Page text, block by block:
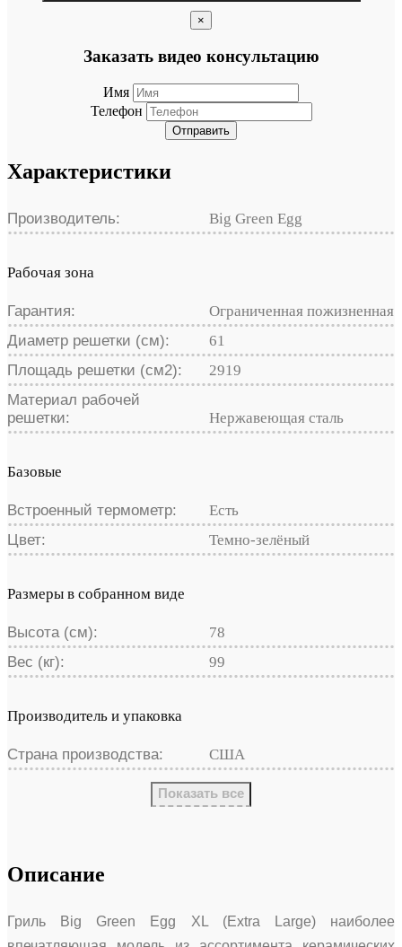
×
Заказать видео консультацию
Имя
Телефон
Отправить
Характеристики
Производитель: Big Green Egg
Рабочая зона
Гарантия:
Ограниченная пожизненная
Диаметр решетки (см):
61
Площадь решетки (см2):
2919
Материал рабочей
решетки:
Нержавеющая сталь
Базовые
Встроенный термометр:
Есть
Цвет:
Темно-зелёный
Размеры в собранном виде
Высота (см):
78
Вес (кг):
99
Производитель и упаковка
Страна производства: США
Показать все
Описание
Гриль Big Green Egg XL (Extra Large) наиболее